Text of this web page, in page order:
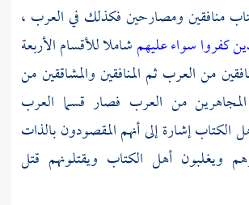
منافقين ومصارحين فكذلك في العرب ،
كفروا سواء عليهمشاملا للأقسام الأربعة
من العرب ثم المنافقين والمشاققين من
من العرب فصار قسما العرب
الكتاب إشارة إلى أنهم المقصودون بالذات
ويغلبون أهل الكتاب ويقتلونهم قتل